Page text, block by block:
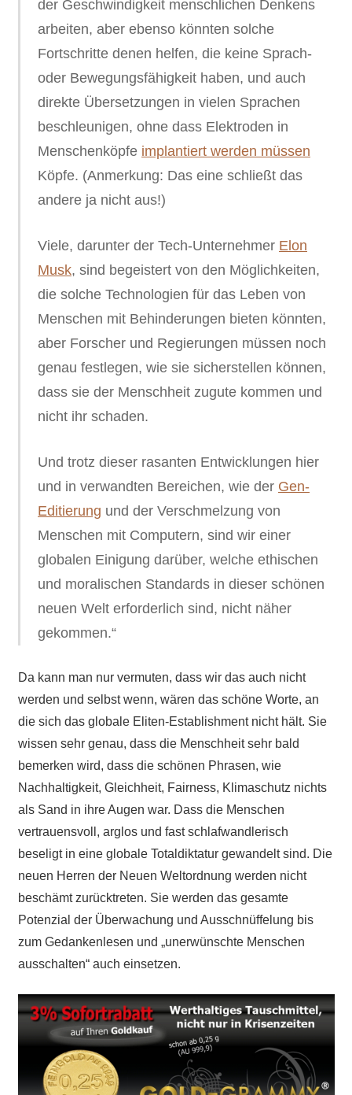
der Geschwindigkeit menschlichen Denkens
arbeiten, aber ebenso könnten solche
Fortschritte denen helfen, die keine Sprach-
oder Bewegungsfähigkeit haben, und auch
direkte Übersetzungen in vielen Sprachen
beschleunigen, ohne dass Elektroden in
Menschenköpfe implantiert werden müssen
Köpfe. (Anmerkung: Das eine schließt das
andere ja nicht aus!)
Viele, darunter der Tech-Unternehmer Elon
Musk, sind begeistert von den Möglichkeiten,
die solche Technologien für das Leben von
Menschen mit Behinderungen bieten könnten,
aber Forscher und Regierungen müssen noch
genau festlegen, wie sie sicherstellen können,
dass sie der Menschheit zugute kommen und
nicht ihr schaden.
Und trotz dieser rasanten Entwicklungen hier
und in verwandten Bereichen, wie der Gen-
Editierung und der Verschmelzung von
Menschen mit Computern, sind wir einer
globalen Einigung darüber, welche ethischen
und moralischen Standards in dieser schönen
neuen Welt erforderlich sind, nicht näher
gekommen.“
Da kann man nur vermuten, dass wir das auch nicht
werden und selbst wenn, wären das schöne Worte, an
die sich das globale Eliten-Establishment nicht hält. Sie
wissen sehr genau, dass die Menschheit sehr bald
bemerken wird, dass die schönen Phrasen, wie
Nachhaltigkeit, Gleichheit, Fairness, Klimaschutz nichts
als Sand in ihre Augen war. Dass die Menschen
vertrauensvoll, arglos und fast schlafwandlerisch
beseligt in eine globale Totaldiktatur gewandelt sind. Die
neuen Herren der Neuen Weltordnung werden nicht
beschämt zurücktreten. Sie werden das gesamte
Potenzial der Überwachung und Ausschnüffelung bis
zum Gedankenlesen und „unerwünschte Menschen
ausschalten“ auch einsetzen.